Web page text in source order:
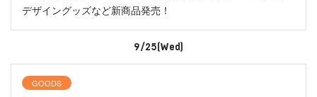
デザイングッズなど新商品発売！
9/25(Wed)
GOODS